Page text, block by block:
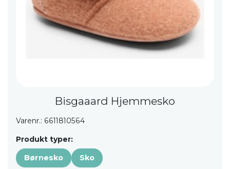
Bisgaaard Hjemmesko
Varenr.: 6611810564
Produkt typer:
Børnesko Sko